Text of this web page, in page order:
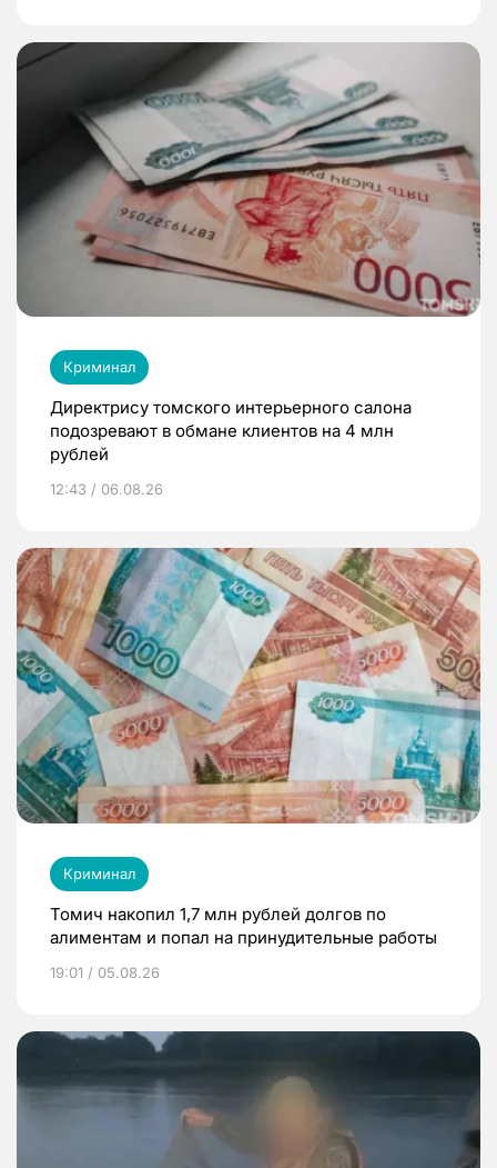
Криминал
Директрису томского интерьерного салона
подозревают в обмане клиентов на 4 млн
рублей
12:43 / 06.08.26
Криминал
Томич накопил 1,7 млн рублей долгов по
алиментам и попал на принудительные работы
19:01 / 05.08.26